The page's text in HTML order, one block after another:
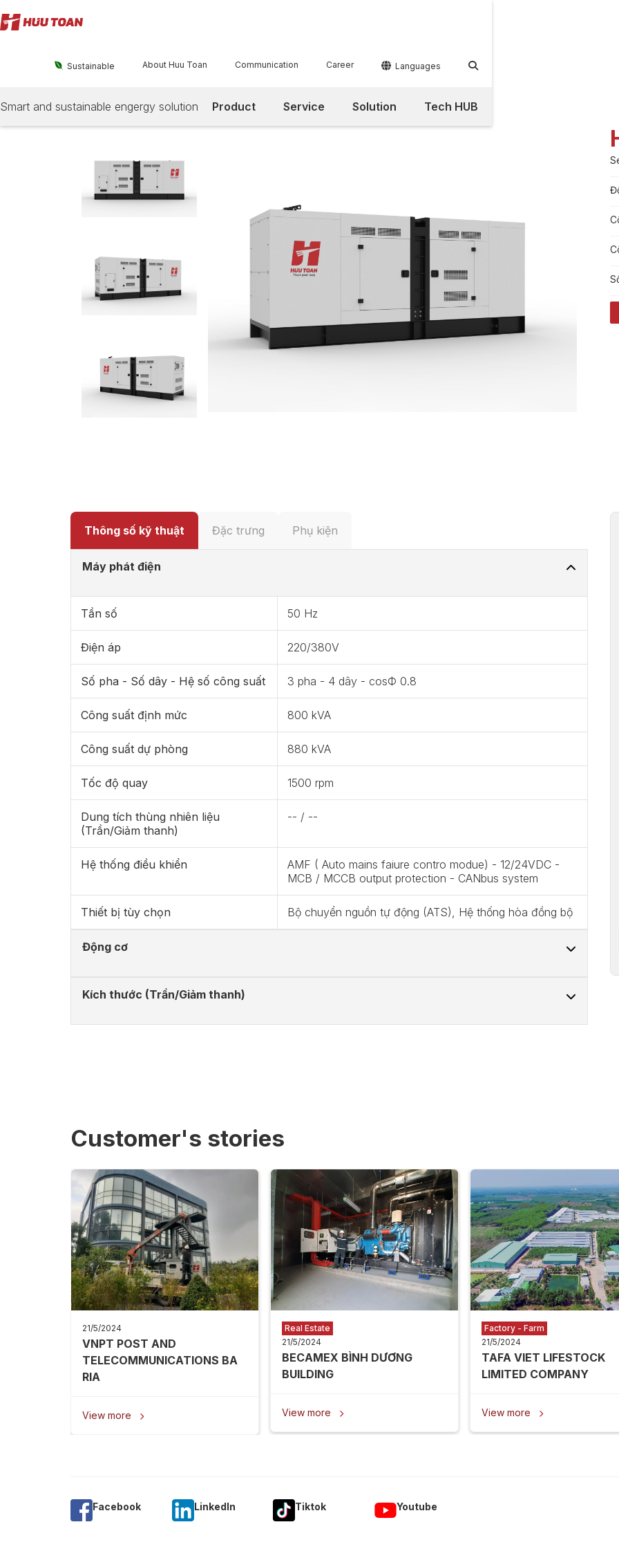
 Sustainable About Huu Toan Communication Career  Languages 
Product Service Solution Tech HUB
Smart and sustainable engergy solution
Thông số kỹ thuật Đặc trưng Phụ kiện
Máy phát điện
Tần số 50 Hz
Điện áp 220/380V
Số pha - Số dây - Hệ số công suất 3 pha - 4 dây - cosФ 0.8
Công suất định mức 800 kVA
Công suất dự phòng 880 kVA
Tốc độ quay 1500 rpm
Dung tích thùng nhiên liệu
(Trần/Giảm thanh)
-- / --
Hệ thống điều khiển
AMF ( Auto mains faiure contro modue) - 12/24VDC -
MCB / MCCB output protection - CANbus system
Thiết bị tùy chọn Bộ chuyển nguồn tự động (ATS), Hệ thống hòa đồng bộ
Động cơ
Kích thước (Trần/Giảm thanh)
Customer's stories
21/5/2024
VNPT POST AND
TELECOMMUNICATIONS BA
RIA
View more 
Real Estate
21/5/2024
BECAMEX BÌNH DƯƠNG
BUILDING
View more 
Factory - Farm
21/5/2024
TAFA VIET LIFESTOCK
LIMITED COMPANY
View more 
Facebook Linkedln Tiktok Youtube